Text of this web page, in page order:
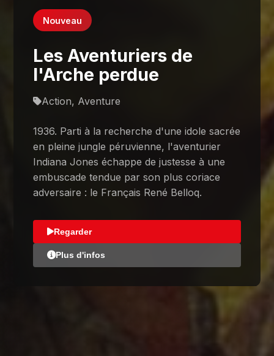
Nouveau
Les Aventuriers de
l'Arche perdue
Action, Aventure
1936. Parti à la recherche d'une idole sacrée
en pleine jungle péruvienne, l'aventurier
Indiana Jones échappe de justesse à une
embuscade tendue par son plus coriace
adversaire : le Français René Belloq.
Regarder
Plus d'infos